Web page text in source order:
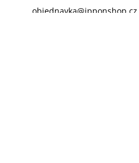
objednavka@ipponshop.cz